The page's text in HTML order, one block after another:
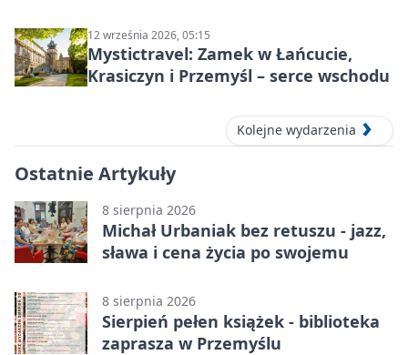
12 września 2026, 05:15
Mystictravel: Zamek w Łańcucie,
Krasiczyn i Przemyśl – serce wschodu
Kolejne wydarzenia
Ostatnie Artykuły
8 sierpnia 2026
Michał Urbaniak bez retuszu - jazz,
sława i cena życia po swojemu
8 sierpnia 2026
Sierpień pełen książek - biblioteka
zaprasza w Przemyślu